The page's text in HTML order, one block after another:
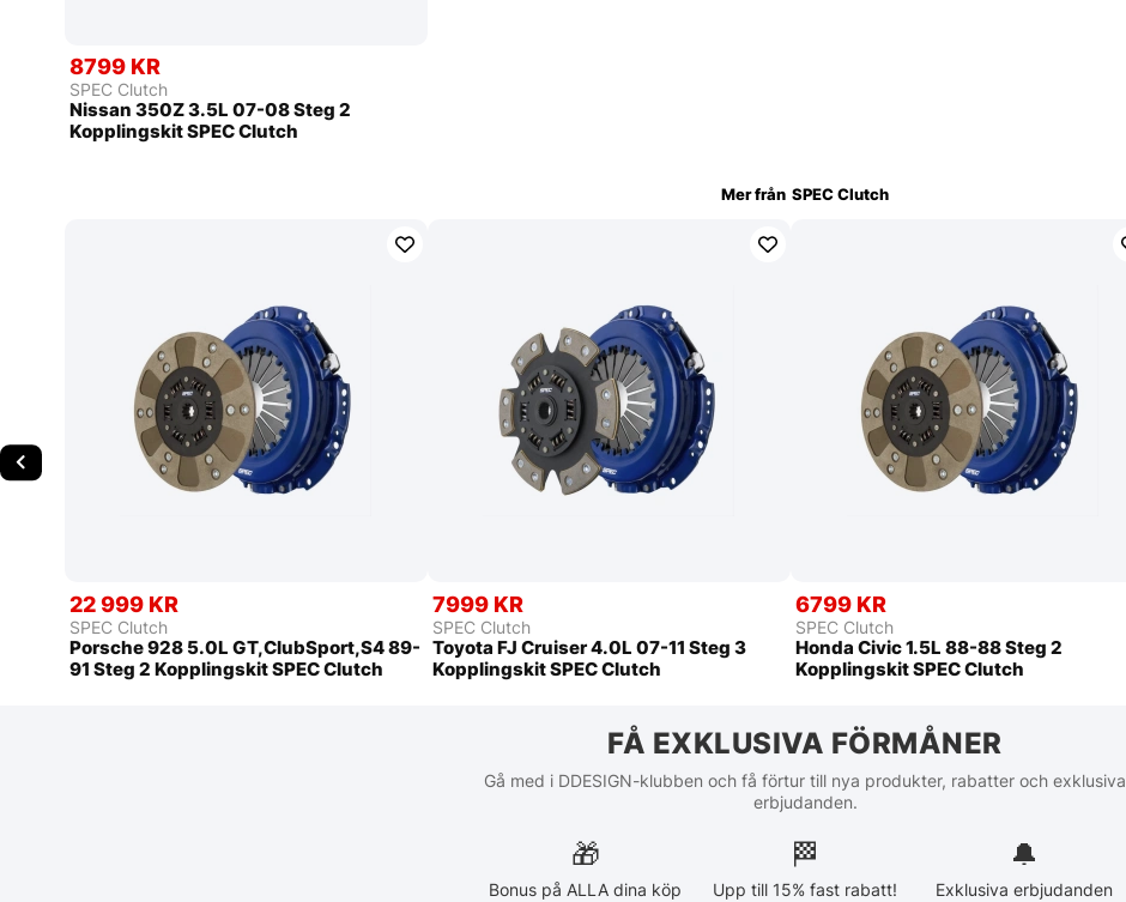
8799 KR
SPEC Clutch
Nissan 350Z 3.5L 07-08 Steg 2
Kopplingskit SPEC Clutch
Mer från SPEC Clutch
22 999 KR
SPEC Clutch
Porsche 928 5.0L GT,ClubSport,S4 89-
91 Steg 2 Kopplingskit SPEC Clutch
7999 KR
SPEC Clutch
Toyota FJ Cruiser 4.0L 07-11 Steg 3
Kopplingskit SPEC Clutch
6799 KR
SPEC Clutch
Honda Civic 1.5L 88-88 Steg 2
Kopplingskit SPEC Clutch
FÅ EXKLUSIVA FÖRMÅNER
Gå med i DDESIGN-klubben och få förtur till nya produkter, rabatter och exklusiva
erbjudanden.
🎁
Bonus på ALLA dina köp
🏁︎
Upp till 15% fast rabatt!
🔔
Exklusiva erbjudanden